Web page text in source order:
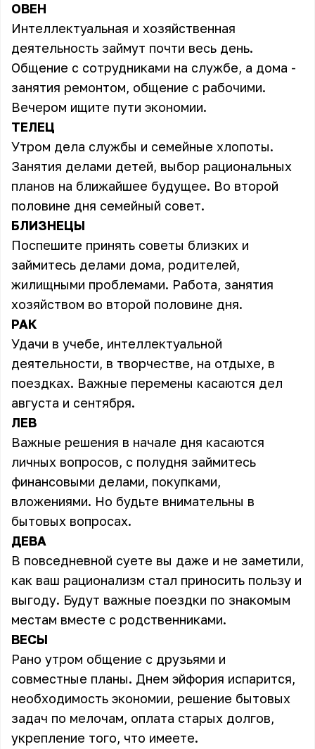
ОВЕН
Интеллектуальная и хозяйственная
деятельность займут почти весь день.
Общение с сотрудниками на службе, а дома -
занятия ремонтом, общение с рабочими.
Вечером ищите пути экономии.
ТЕЛЕЦ
Утром дела службы и семейные хлопоты.
Занятия делами детей, выбор рациональных
планов на ближайшее будущее. Во второй
половине дня семейный совет.
БЛИЗНЕЦЫ
Поспешите принять советы близких и
займитесь делами дома, родителей,
жилищными проблемами. Работа, занятия
хозяйством во второй половине дня.
РАК
Удачи в учебе, интеллектуальной
деятельности, в творчестве, на отдыхе, в
поездках. Важные перемены касаются дел
августа и сентября.
ЛЕВ
Важные решения в начале дня касаются
личных вопросов, с полудня займитесь
финансовыми делами, покупками,
вложениями. Но будьте внимательны в
бытовых вопросах.
ДЕВА
В повседневной суете вы даже и не заметили,
как ваш рационализм стал приносить пользу и
выгоду. Будут важные поездки по знакомым
местам вместе с родственниками.
ВЕСЫ
Рано утром общение с друзьями и
совместные планы. Днем эйфория испарится,
необходимость экономии, решение бытовых
задач по мелочам, оплата старых долгов,
укрепление того, что имеете.